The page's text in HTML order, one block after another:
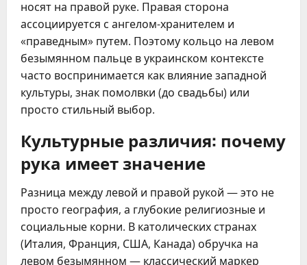
носят на правой руке. Правая сторона
ассоциируется с ангелом-хранителем и
«праведным» путем. Поэтому кольцо на левом
безымянном пальце в украинском контексте
часто воспринимается как влияние западной
культуры, знак помолвки (до свадьбы) или
просто стильный выбор.
Культурные различия: почему
рука имеет значение
Разница между левой и правой рукой — это не
просто география, а глубокие религиозные и
социальные корни. В католических странах
(Италия, Франция, США, Канада) обручка на
левом безымянном — классический маркер